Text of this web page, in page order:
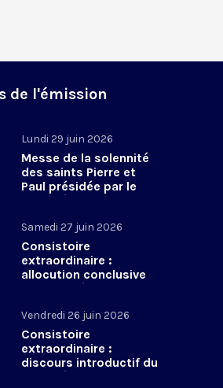
de l'émission
Lundi 29 juin 2026
Messe de la solennité
des saints Pierre et
Paul présidée par le
pape Léon XIV - 29 juin
Samedi 27 juin 2026
Consistoire
extraordinaire :
allocution conclusive
du pape Léon XIV et Te
Vendredi 26 juin 2026
Consistoire
extraordinaire :
discours introductif du
pape Léon XIV - 26 juin